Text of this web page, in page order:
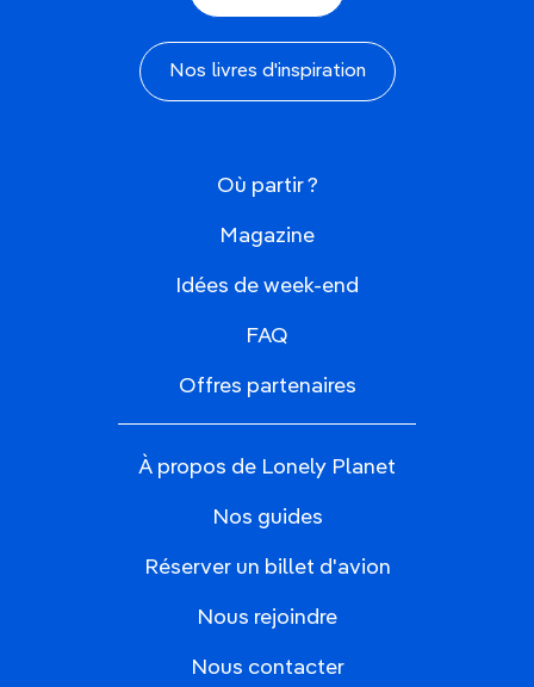
Nos livres d'inspiration
Où partir ?
Magazine
Idées de week-end
FAQ
Offres partenaires
À propos de Lonely Planet
Nos guides
Réserver un billet d'avion
Nous rejoindre
Nous contacter